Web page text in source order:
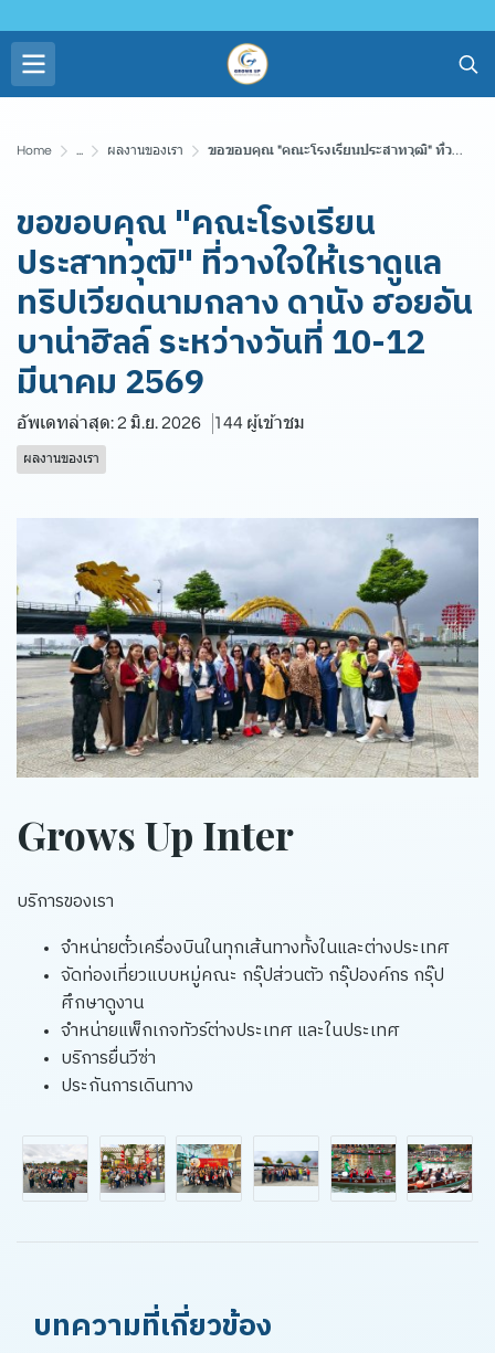
Home ... ผลงานของเรา ขอขอบคุณ "คณะโรงเรียนประสาทวุฒิ" ที่วางใจให้เราดูแล ทริปเวียดนามกลาง ดานัง ฮอยอัน บาน่าฮิลล์ ระหว่างวันที่ 10-12 มีนาคม 2569
ขอขอบคุณ "คณะโรงเรียน
ประสาทวุฒิ" ที่วางใจให้เราดูแล
ทริปเวียดนามกลาง ดานัง ฮอยอัน
บาน่าฮิลล์ ระหว่างวันที่ 10-12
มีนาคม 2569
อัพเดทล่าสุด: 2 มิ.ย. 2026 144 ผู้เข้าชม
ผลงานของเรา
Grows Up Inter
บริการของเรา
จำหน่ายตั๋วเครื่องบินในทุกเส้นทางทั้งในและต่างประเทศ
จัดท่องเที่ยวแบบหมู่คณะ กรุ๊ปส่วนตัว กรุ๊ปองค์กร กรุ๊ป
ศึกษาดูงาน
จำหน่ายแพ็กเกจทัวร์ต่างประเทศ และในประเทศ
บริการยื่นวีซ่า
ประกันการเดินทาง
บทความที่เกี่ยวข้อง